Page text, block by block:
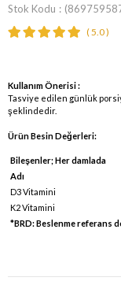
Stok Kodu
5.0
Kullanım Önerisi :
Tasviye edilen günlük
şeklindedir.
Ürün Besin Değerleri:
Bileşenler; Her damlada
Adı
D3 Vitamini
K2 Vitamini
*BRD: Beslenme referans